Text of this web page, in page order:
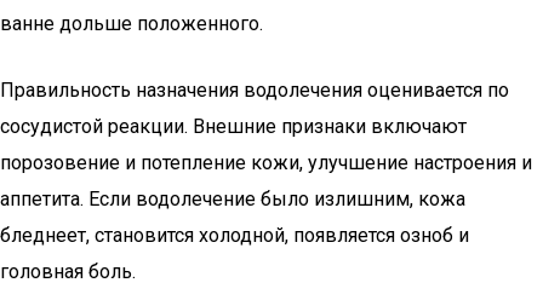
ванне дольше положенного.
Правильность назначения водолечения оценивается по
сосудистой реакции. Внешние признаки включают
порозовение и потепление кожи, улучшение настроения и
аппетита. Если водолечение было излишним, кожа
бледнеет, становится холодной, появляется озноб и
головная боль.